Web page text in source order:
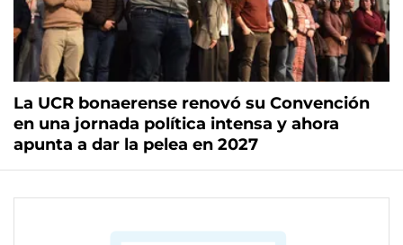
La UCR bonaerense renovó su Convención
en una jornada política intensa y ahora
apunta a dar la pelea en 2027